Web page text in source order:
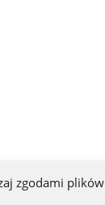
zgodami plików